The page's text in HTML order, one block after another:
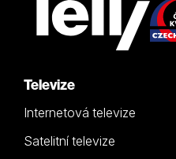
Televize
Internetová televize
Satelitní televize